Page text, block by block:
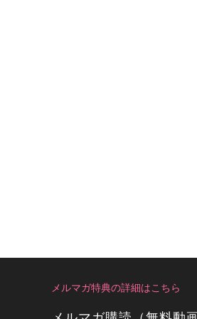
メルマガ特典の詳細はこちら